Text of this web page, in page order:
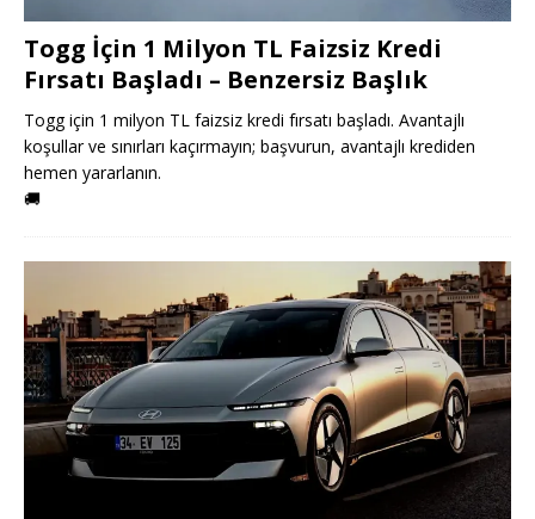
Togg İçin 1 Milyon TL Faizsiz Kredi
Fırsatı Başladı – Benzersiz Başlık
Togg için 1 milyon TL faizsiz kredi fırsatı başladı. Avantajlı
koşullar ve sınırları kaçırmayın; başvurun, avantajlı krediden
hemen yararlanın.
🚚